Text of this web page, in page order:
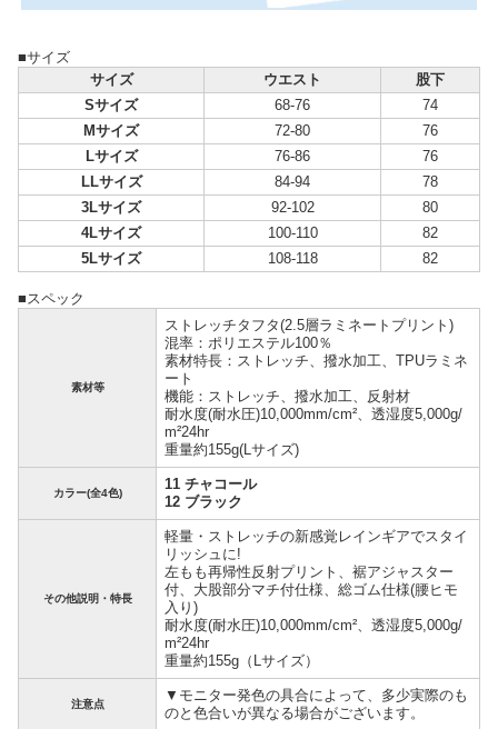
■サイズ
サイズ
ウエスト
股下
Sサイズ
68-76
74
Mサイズ
72-80
76
Lサイズ
76-86
76
LLサイズ
84-94
78
3Lサイズ
92-102
80
4Lサイズ
100-110
82
5Lサイズ
108-118 82
■スペック
素材等
ストレッチタフタ(2.5層ラミネートプリント)
混率：ポリエステル100％
素材特長：ストレッチ、撥水加工、TPUラミネ
ート
機能：ストレッチ、撥水加工、反射材
耐水度(耐水圧)10,000mm/cm²、透湿度5,000g/
m²24hr
重量約155g(Lサイズ)
カラー(全4色)
11 チャコール
12 ブラック
その他説明・特長
軽量・ストレッチの新感覚レインギアでスタイ
リッシュに!
左もも再帰性反射プリント、裾アジャスター
付、大股部分マチ付仕様、総ゴム仕様(腰ヒモ
入り)
耐水度(耐水圧)10,000mm/cm²、透湿度5,000g/
m²24hr
重量約155g（Lサイズ）
注意点
▼モニター発色の具合によって、多少実際のも
のと色合いが異なる場合がございます。